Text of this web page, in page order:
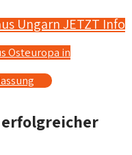
Ungarn JETZT Info
Osteuropa in